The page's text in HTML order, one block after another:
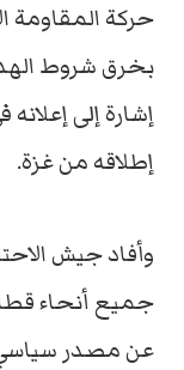
حركة المقاومة
بخرق شروط
إشارة إلى
إطلاقه من غزة.
وأفاد جيش
جميع أنحاء
عن مصدر سياسي